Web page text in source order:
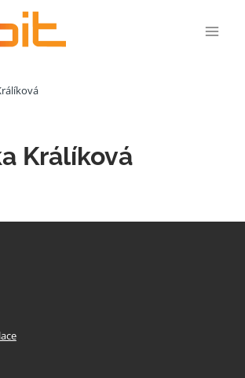
Králíková